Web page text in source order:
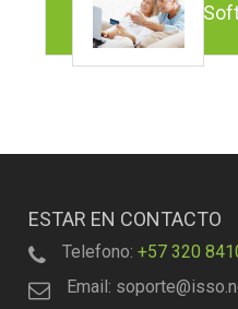
ESTAR EN CONTACTO
Telefono:+57 320
Email: